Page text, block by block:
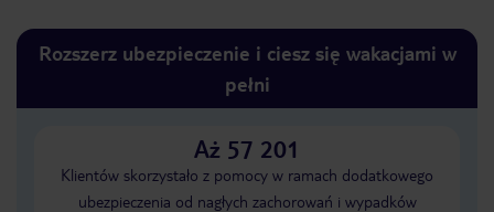
Rozszerz ubezpieczenie i ciesz się wakacjami w
pełni
Aż 57 201
Klientów skorzystało z pomocy w ramach dodatkowego
ubezpieczenia od nagłych zachorowań i wypadków